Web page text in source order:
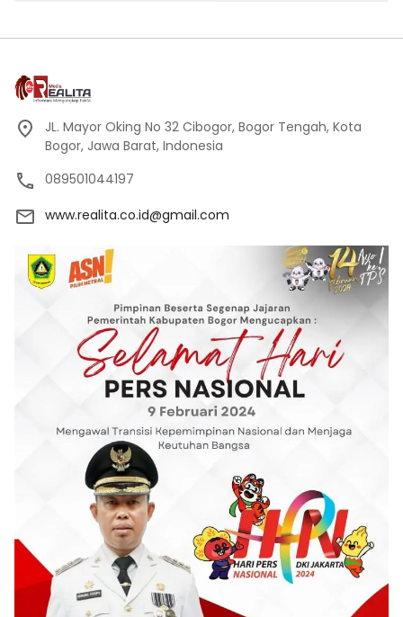
JL. Mayor Oking No 32 Cibogor, Bogor Tengah, Kota
Bogor, Jawa Barat, Indonesia
089501044197
www.realita.co.id@gmail.com